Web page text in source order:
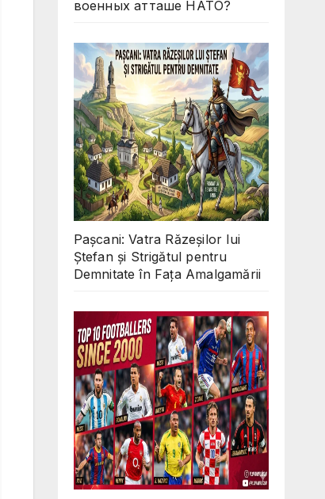
военных атташе НАТО?
Pașcani: Vatra Răzeșilor lui
Ștefan și Strigătul pentru
Demnitate în Fața Amalgamării